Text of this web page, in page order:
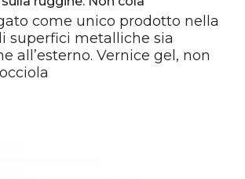
come unico prodotto nella
superfici metalliche sia
all’esterno. Vernice gel, non